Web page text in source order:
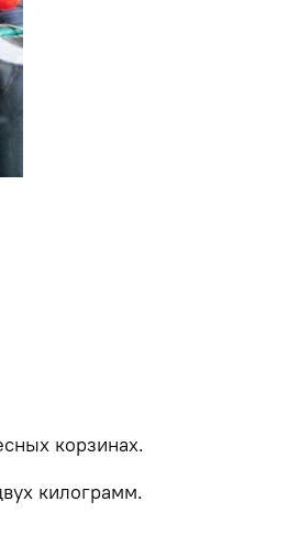
корзинах.
килограмм.